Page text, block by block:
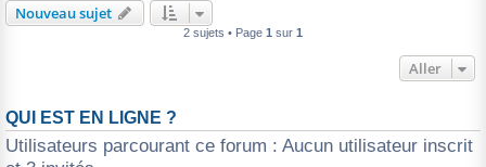
Nouveau sujet
2 sujets • Page 1 sur 1
Aller
QUI EST EN LIGNE ?
Utilisateurs parcourant ce forum : Aucun utilisateur inscrit